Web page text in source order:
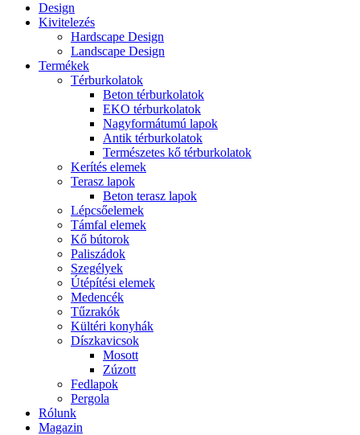
Design
Kivitelezés
Hardscape Design
Landscape Design
Termékek
Térburkolatok
Beton térburkolatok
EKO térburkolatok
Nagyformátumú lapok
Antik térburkolatok
Természetes kő térburkolatok
Kerítés elemek
Terasz lapok
Beton terasz lapok
Lépcsőelemek
Támfal elemek
Kő bútorok
Paliszádok
Szegélyek
Útépítési elemek
Medencék
Tűzrakók
Kültéri konyhák
Díszkavicsok
Mosott
Zúzott
Fedlapok
Pergola
Rólunk
Magazin